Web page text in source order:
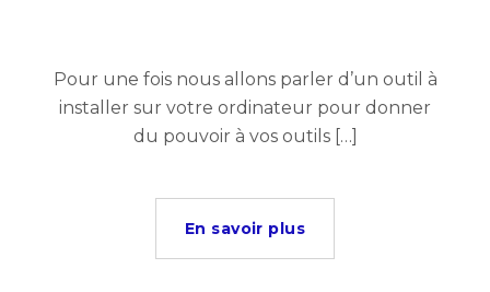
Pour une fois nous allons parler d’un outil à
installer sur votre ordinateur pour donner
du pouvoir à vos outils […]
En savoir plus